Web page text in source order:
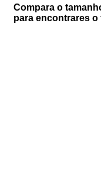
Compara o
para encontrares